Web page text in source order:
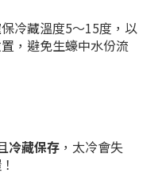
冷藏溫度5～15度，以
，避免生蠔中水份流
冷藏保存 ，太冷會失